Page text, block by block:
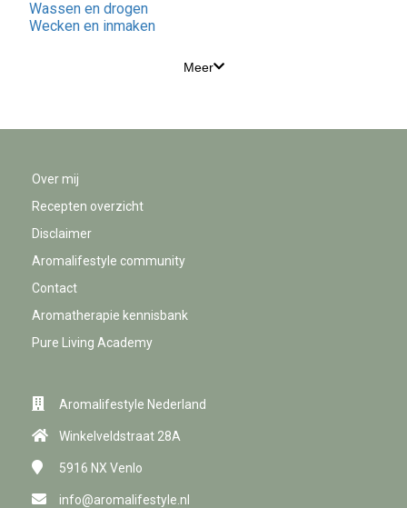
Wassen en drogen
Wecken en inmaken
Meer
Over mij
Recepten overzicht
Disclaimer
Aromalifestyle community
Contact
Aromatherapie kennisbank
Pure Living Academy
Aromalifestyle Nederland
Winkelveldstraat 28A
5916 NX Venlo
info@aromalifestyle.nl